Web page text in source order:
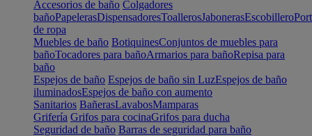
Accesorios de baño Colgadores
bañoPapelerasDispensadoresToallerosJabonerasEscobillero
de ropa
Muebles de baño BotiquinesConjuntos de muebles para
bañoTocadores para bañoArmarios para bañoRepisa para
baño
Espejos de baño Espejos de baño sin LuzEspejos de baño
iluminadosEspejos de baño con aumento
Sanitarios BañerasLavabosMamparas
Grifería Grifos para cocinaGrifos para ducha
Seguridad de baño Barras de seguridad para baño